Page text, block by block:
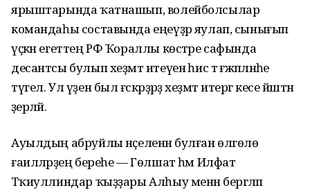
ярыштарында ҡатнашып, волейболсылар
командаһы составында еңеүҙәр яулап, сынығып
үҫкән егеттең РФ Ҡораллы көстәре сафында
десантсы булып хеҙмәт итеүенә һис тә ғәжәпләнәһе
түгел. Ул үҙен был ғәскәрҙәрҙә хеҙмәт итергә кесе йәштән
әҙерләй.
Ауылдың абруйлы нәҫеленән булған өлгөлө
ғаиләләрҙең береһе — Гөлшат һәм Илфат
Тәҡиуллиндар ҡыҙҙары Алһыу менән бергәләп